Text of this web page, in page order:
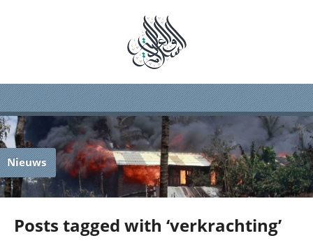
Nieuws
Posts tagged with ‘verkrachting’